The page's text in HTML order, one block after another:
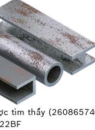
tìm thấy